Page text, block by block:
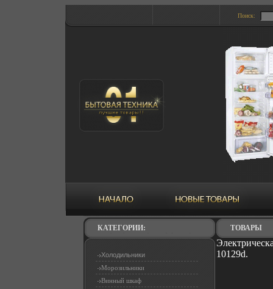
Поиск:
КАТЕГОРИИ:
Холодильники
Морозильники
Винный шкаф
ТОВАРЫ
10129d.